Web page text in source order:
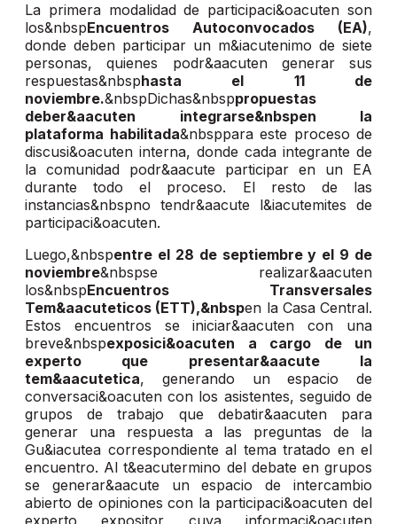
La primera modalidad de participaci&oacuten son
los&nbspEncuentros Autoconvocados (EA),
donde deben participar un m&iacutenimo de siete
personas, quienes podr&aacuten generar sus
respuestas&nbsphasta el 11 de
noviembre.&nbspDichas&nbsppropuestas
deber&aacuten integrarse&nbspen la
plataforma habilitada&nbsppara este proceso de
discusi&oacuten interna, donde cada integrante de
la comunidad podr&aacute participar en un EA
durante todo el proceso. El resto de las
instancias&nbspno tendr&aacute l&iacutemites de
participaci&oacuten.
Luego,&nbspentre el 28 de septiembre y el 9 de
noviembre&nbspse realizar&aacuten
los&nbspEncuentros Transversales
Tem&aacuteticos (ETT),&nbspen la Casa Central.
Estos encuentros se iniciar&aacuten con una
breve&nbspexposici&oacuten a cargo de un
experto que presentar&aacute la
tem&aacutetica, generando un espacio de
conversaci&oacuten con los asistentes, seguido de
grupos de trabajo que debatir&aacuten para
generar una respuesta a las preguntas de la
Gu&iacutea correspondiente al tema tratado en el
encuentro. Al t&eacutermino del debate en grupos
se generar&aacute un espacio de intercambio
abierto de opiniones con la participaci&oacuten del